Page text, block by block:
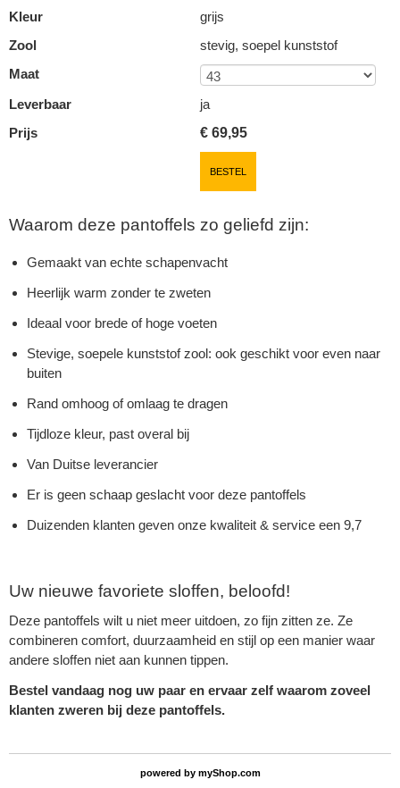
Kleur
grijs
Zool
stevig, soepel kunststof
Maat
Leverbaar
ja
Prijs
€ 69,95
BESTEL
Waarom deze pantoffels zo geliefd zijn:
Gemaakt van echte schapenvacht
Heerlijk warm zonder te zweten
Ideaal voor brede of hoge voeten
Stevige, soepele kunststof zool: ook geschikt voor even naar
buiten
Rand omhoog of omlaag te dragen
Tijdloze kleur, past overal bij
Van Duitse leverancier
Er is geen schaap geslacht voor deze pantoffels
Duizenden klanten geven onze kwaliteit & service een 9,7
Uw nieuwe favoriete sloffen, beloofd!
Deze pantoffels wilt u niet meer uitdoen, zo fijn zitten ze. Ze
combineren comfort, duurzaamheid en stijl op een manier waar
andere sloffen niet aan kunnen tippen.
Bestel vandaag nog uw paar en ervaar zelf waarom zoveel
klanten zweren bij deze pantoffels.
powered by myShop.com